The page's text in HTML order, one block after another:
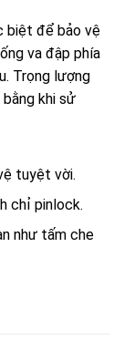
biệt để bảo vệ
va đập phía
Trọng lượng
khi sử
tuyệt vời.
chỉ pinlock.
như tấm che